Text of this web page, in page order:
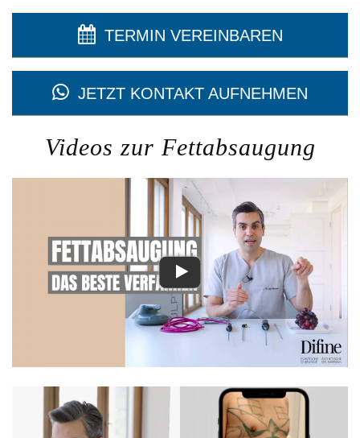
TERMIN VEREINBAREN
JETZT KONTAKT AUFNEHMEN
Videos zur Fettabsaugung